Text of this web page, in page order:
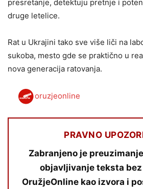
presretanje, detektuju pretnje i
druge letelice.
Rat u Ukrajini tako sve više liči na
sukoba, mesto gde se praktično u
nova generacija ratovanja.
oruzjeonline
PRAVNO
Zabranjeno je
objavljivanje teksta
OružjeOnline kao izvora i